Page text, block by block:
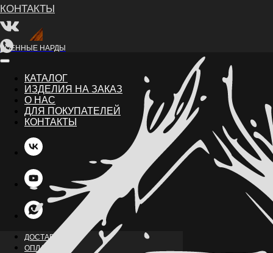
ВОЕННЫЕ НАРДЫ
КАТАЛОГ
ИЗДЕЛИЯ НА ЗАКАЗ
О НАС
ДЛЯ ПОКУПАТЕЛЕЙ
КОНТАКТЫ
ДОСТАВКА
ОПЛАТА